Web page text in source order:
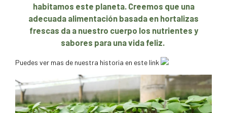
habitamos este planeta. Creemos que una
adecuada alimentación basada en hortalizas
frescas da a nuestro cuerpo los nutrientes y
sabores para una vida feliz.
Puedes ver mas de nuestra historia en este link